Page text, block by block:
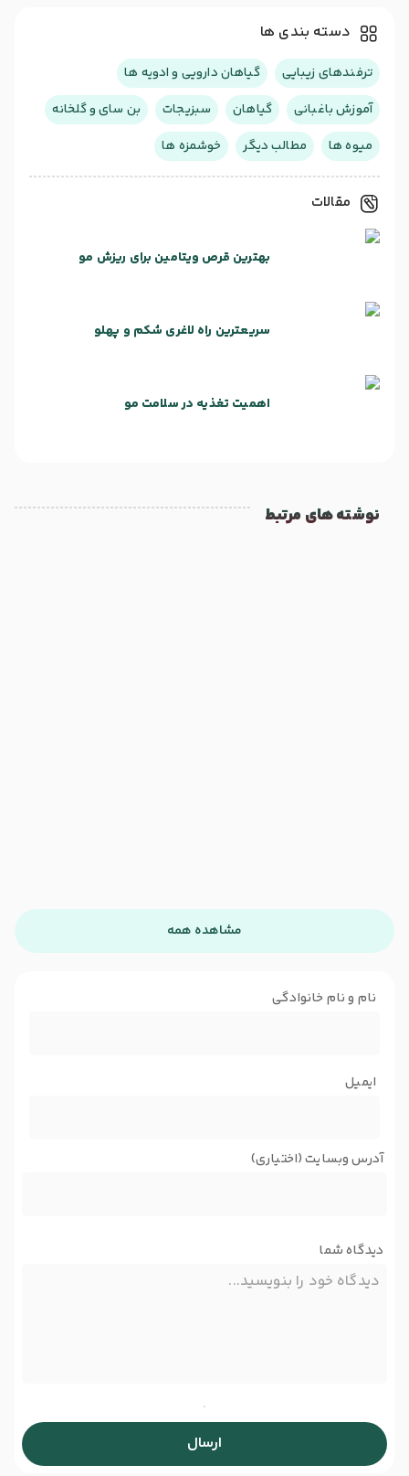
دسته بندی ها
ترفندهای زیبایی
گیاهان دارویی و ادویه ها
آموزش باغبانی
گیاهان سبزیجات
بن سای و گلخانه
میوه ها
مطالب دیگر خوشمزه ها
مقالات
بهترین قرص ویتامین برای ریزش مو
سریعترین راه لاغری شکم و پهلو
اهمیت تغذیه در سلامت مو
نوشته های مرتبط
مشاهده همه
نام و نام خانوادگی
ایمیل
آدرس وبسایت (اختیاری)
دیدگاه شما
ارسال